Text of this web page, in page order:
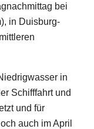
bei
in Duisburg-
in
Schifffahrt und
und für
auch im April